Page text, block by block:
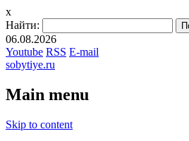
x
Найти:
06.08.2026
Youtube RSS E-mail
sobytiye.ru
Main menu
Skip to content